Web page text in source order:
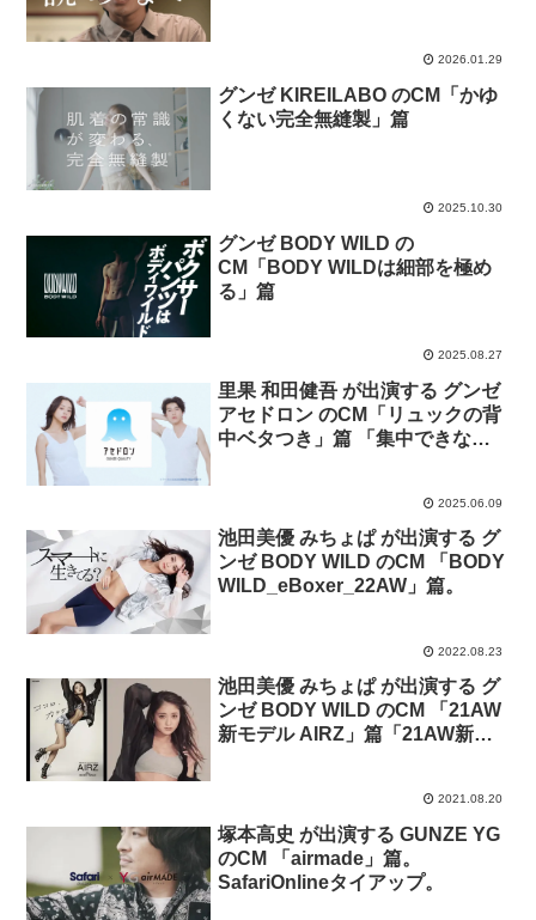
2026.01.29
グンゼ KIREILABO のCM「かゆ
くない完全無縫製」篇
2025.10.30
グンゼ BODY WILD の
CM「BODY WILDは細部を極め
る」篇
2025.08.27
里果 和田健吾 が出演する グンゼ
アセドロン のCM「リュックの背
中ベタつき」篇 「集中できない
2025.06.09
池田美優 みちょぱ が出演する グ
ンゼ BODY WILD のCM 「BODY
WILD_eBoxer_22AW」篇。
2022.08.23
池田美優 みちょぱ が出演する グ
ンゼ BODY WILD のCM 「21AW
新モデル AIRZ」篇「21AW新モ
2021.08.20
塚本高史 が出演する GUNZE YG
のCM 「airmade」篇。
SafariOnlineタイアップ。